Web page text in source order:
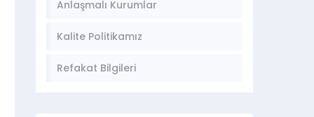
Anlaşmalı Kurumlar
Kalite Politikamız
Refakat Bilgileri